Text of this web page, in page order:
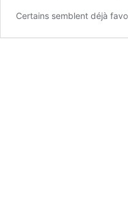
Certains semblent déjà